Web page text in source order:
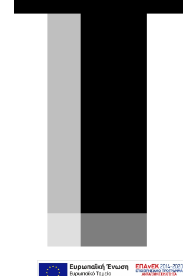
Δοκιμάζουμε στη
Citroën C4 και C4 X